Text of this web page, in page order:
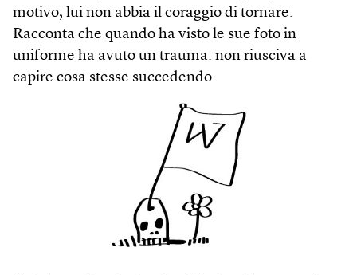
motivo, lui non abbia il coraggio di tornare.
Racconta che quando ha visto le sue foto in
uniforme ha avuto un trauma: non riusciva a
capire cosa stesse succedendo.